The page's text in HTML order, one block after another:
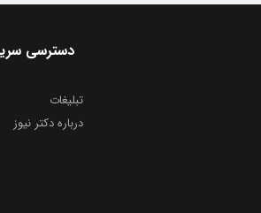
دسترسی
تبلیغات
درباره دکتر نیوز